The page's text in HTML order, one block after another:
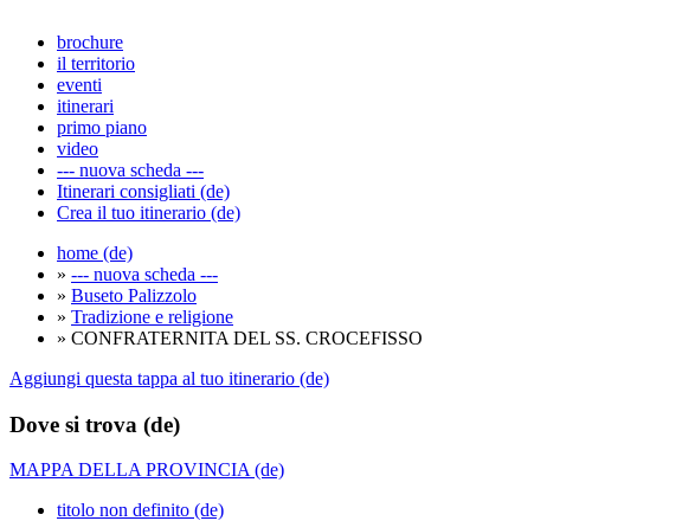
brochure
il territorio
eventi
itinerari
primo piano
video
--- nuova scheda ---
Itinerari consigliati (de)
Crea il tuo itinerario (de)
home (de)
» --- nuova scheda ---
» Buseto Palizzolo
» Tradizione e religione
» CONFRATERNITA DEL SS. CROCEFISSO
Aggiungi questa tappa al tuo itinerario (de)
Dove si trova (de)
MAPPA DELLA PROVINCIA (de)
titolo non definito (de)